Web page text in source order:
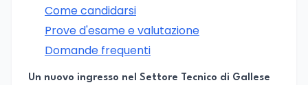
Come candidarsi
Prove d'esame e valutazione
Domande frequenti
Un nuovo ingresso nel Settore Tecnico di Gallese